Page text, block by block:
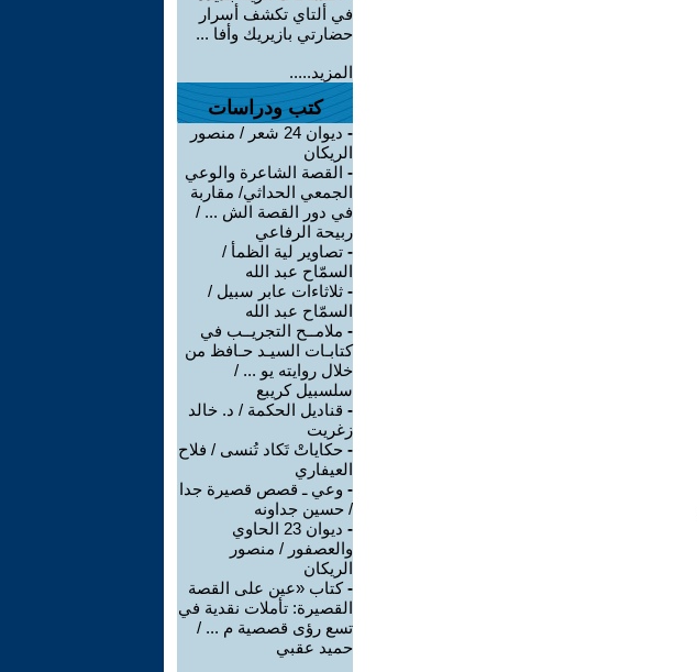
في ألتاي تكشف أسرار
حضارتي بازيريك وأفا ...
المزيد.....
كتب ودراسات
-
ديوان 24 شعر / منصور
الريكان
- القصة الشاعرة والوعي
الجمعي الحداثي/ مقاربة
في دور القصة الش ... /
ربيحة الرفاعي
- تصاوير لية الظمأ /
السمّاح عبد الله
- ثلاثاءات عابر سبيل /
السمّاح عبد الله
- ملامــح التجريــب في
كتابـات السيـد حـافظ من
خلال روايته يو ... /
سلسبيل كريبع
- قناديل الحكمة / د. خالد
زغريت
- حكاياتْ تَكاد تُنسى / فلاح
العيفاري
- وعي ـ قصص قصيرة جدا
/ حسين جداونه
-
ديوان 23 الحاوي
والعصفور / منصور
الريكان
-كتاب «عين على القصة
القصيرة: تأملات نقدية في
تسع رؤى قصصية م ... /
حميد عقبي